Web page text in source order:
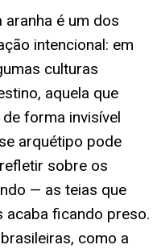
aranha é um dos
intencional: em
culturas
aquela que
forma invisível
arquétipo pode
sobre os
— as teias que
acaba ficando preso.
como a